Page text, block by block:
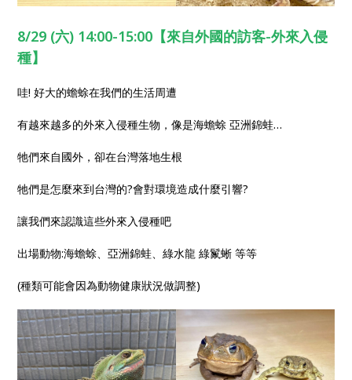
8/29 (六) 14:00-15:00【來自外國的訪客-外來入侵
種】
哇! 好大的蟾蜍在我們的生活周遭
有越來越多的外來入侵種生物，像是海蟾蜍 亞洲錦蛙…
牠們來自國外，卻在台灣落地生根
牠們是怎麼來到台灣的?會對環境造成什麼引響?
讓我們來認識這些外來入侵種吧
出場動物:海蟾蜍、亞洲錦蛙、綠水龍 綠鬣蜥 等等
(種類可能會因為動物健康狀況做調整)